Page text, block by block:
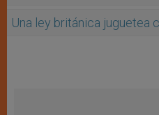
Una ley británica juguetea